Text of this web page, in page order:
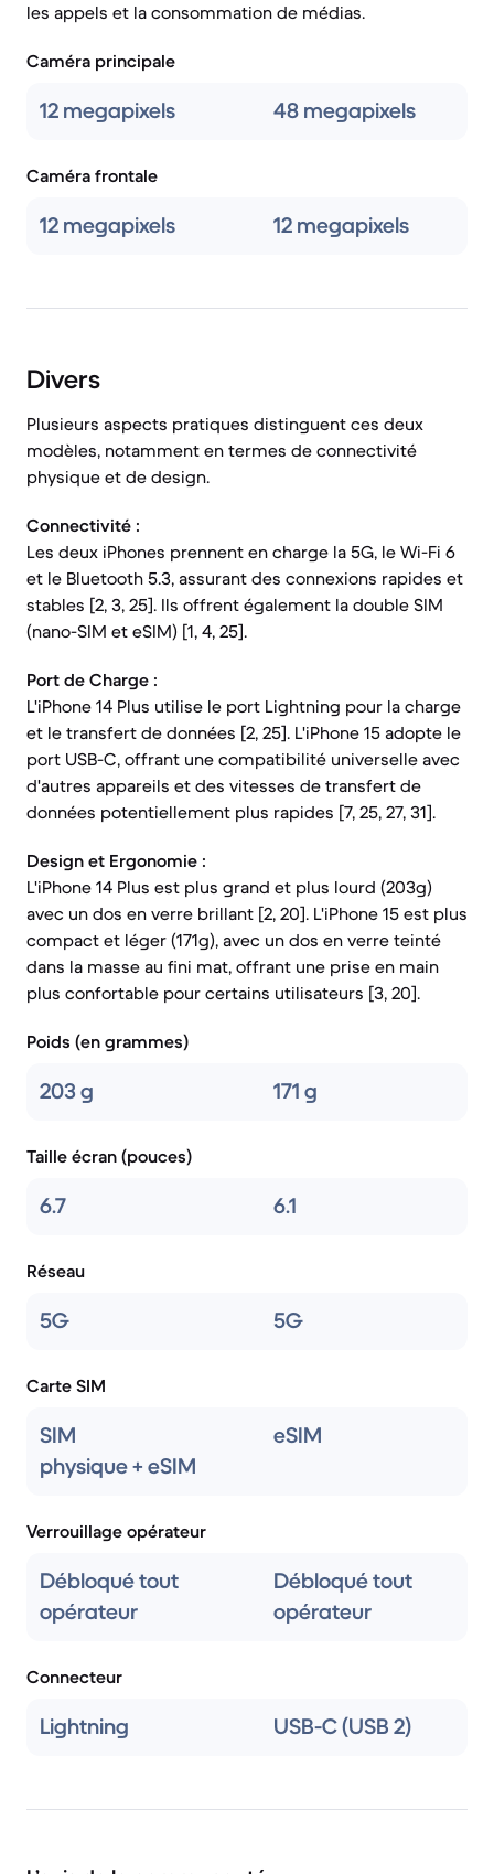
les appels et la consommation de médias.
Caméra principale
12 megapixels 48 megapixels
Caméra frontale
12 megapixels 12 megapixels
Divers
Plusieurs aspects pratiques distinguent ces deux
modèles, notamment en termes de connectivité
physique et de design.
Connectivité :
Les deux iPhones prennent en charge la 5G, le Wi-Fi 6
et le Bluetooth 5.3, assurant des connexions rapides et
stables [2, 3, 25]. Ils offrent également la double SIM
(nano-SIM et eSIM) [1, 4, 25].
Port de Charge :
L'iPhone 14 Plus utilise le port Lightning pour la charge
et le transfert de données [2, 25]. L'iPhone 15 adopte le
port USB-C, offrant une compatibilité universelle avec
d'autres appareils et des vitesses de transfert de
données potentiellement plus rapides [7, 25, 27, 31].
Design et Ergonomie :
L'iPhone 14 Plus est plus grand et plus lourd (203g)
avec un dos en verre brillant [2, 20]. L'iPhone 15 est plus
compact et léger (171g), avec un dos en verre teinté
dans la masse au fini mat, offrant une prise en main
plus confortable pour certains utilisateurs [3, 20].
Poids (en grammes)
203 g 171 g
Taille écran (pouces)
6.7 6.1
Réseau
5G 5G
Carte SIM
SIM
physique + eSIM
eSIM
Verrouillage opérateur
Débloqué tout
opérateur
Débloqué tout
opérateur
Connecteur
Lightning USB-C (USB 2)